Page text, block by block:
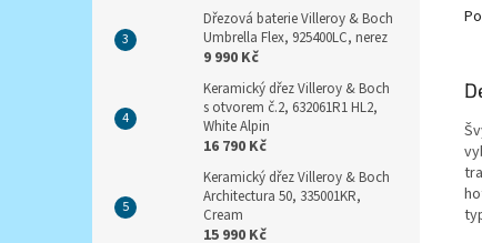
Dřezová baterie Villeroy & Boch
Umbrella Flex, 925400LC, nerez
9 990 Kč
Keramický dřez Villeroy & Boch
s otvorem č.2, 632061R1 HL2,
White Alpin
16 790 Kč
Keramický dřez Villeroy & Boch
Architectura 50, 335001KR,
Cream
15 990 Kč